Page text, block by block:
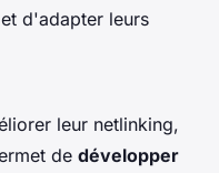
d'adapter leurs
leur netlinking,
de développer